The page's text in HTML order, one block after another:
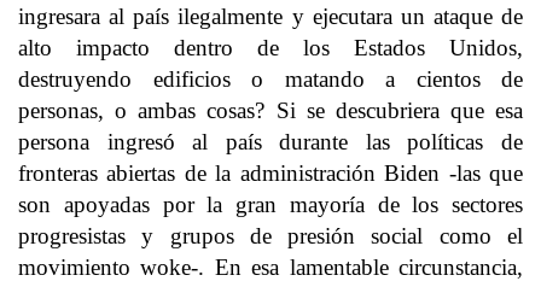
ingresara al país ilegalmente y ejecutara un ataque de
alto impacto dentro de los Estados Unidos,
destruyendo edificios o matando a cientos de
personas, o ambas cosas? Si se descubriera que esa
persona ingresó al país durante las políticas de
fronteras abiertas de la administración Biden -las que
son apoyadas por la gran mayoría de los sectores
progresistas y grupos de presión social como el
movimiento woke-. En esa lamentable circunstancia,